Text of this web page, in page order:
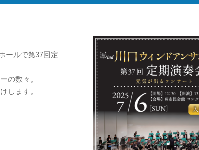
ールで第37回定
の数々。
します。